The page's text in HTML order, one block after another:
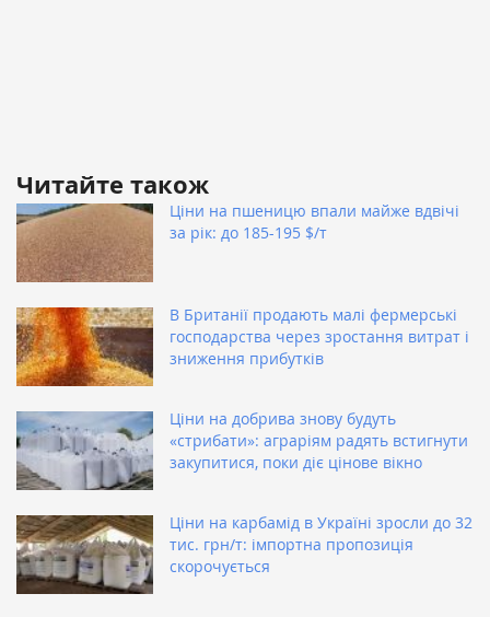
Читайте також
Ціни на пшеницю впали майже вдвічі
за рік: до 185-195 $/т
В Британії продають малі фермерські
господарства через зростання витрат і
зниження прибутків
Ціни на добрива знову будуть
«стрибати»: аграріям радять встигнути
закупитися, поки діє цінове вікно
Ціни на карбамід в Україні зросли до 32
тис. грн/т: імпортна пропозиція
скорочується